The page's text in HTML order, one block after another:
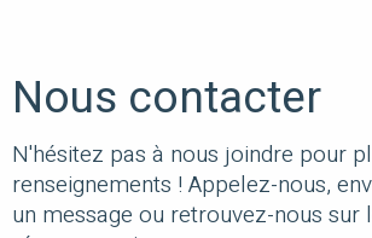
Nous contacter
N'hésitez pas à nous joindre pour
renseignements ! Appelez-nous,
un message ou retrouvez-nous sur